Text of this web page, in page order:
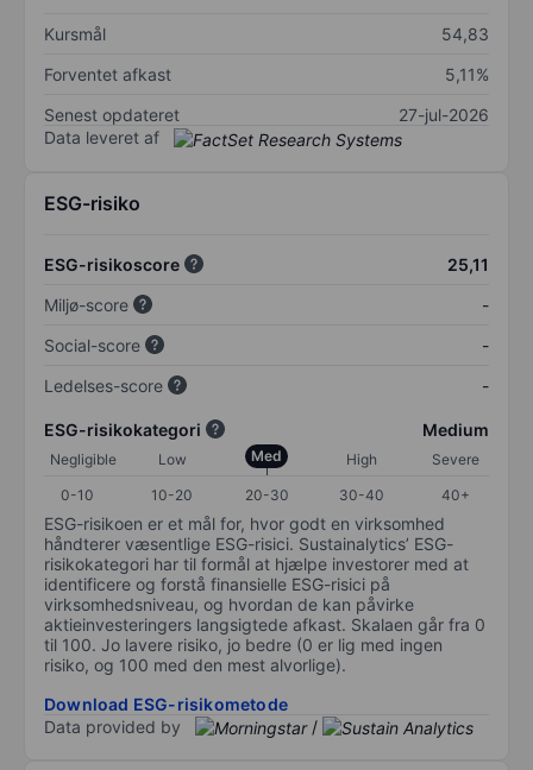
Kursmål
54,83
Forventet afkast
5,11%
Senest opdateret
27-jul-2026
Data leveret af
ESG-risiko
ESG-risikoscore
25,11
Miljø-score
-
Social-score
-
Ledelses-score
-
ESG-risikokategori Medium
Negligible Low Med High
Severe
0-10
10-20 20-30 30-40 40+
ESG-risikoen er et mål for, hvor godt en virksomhed
håndterer væsentlige ESG-risici. Sustainalytics’ ESG-
risikokategori har til formål at hjælpe investorer med at
identificere og forstå finansielle ESG-risici på
virksomhedsniveau, og hvordan de kan påvirke
aktieinvesteringers langsigtede afkast. Skalaen går fra 0
til 100. Jo lavere risiko, jo bedre (0 er lig med ingen
risiko, og 100 med den mest alvorlige).
Download ESG-risikometode
Data provided by
/